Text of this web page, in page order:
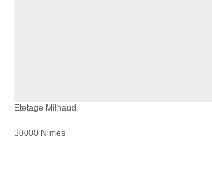
Etetage Milhaud
30000 Nimes